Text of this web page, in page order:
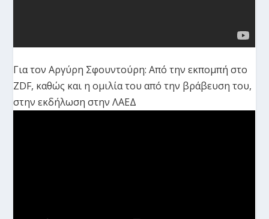
Για τον Αργύρη Σφουντούρη: Από την εκπομπή στο
ZDF, καθώς και η ομιλία του από την βράβευση του,
στην εκδήλωση στην ΛΑΕΔ